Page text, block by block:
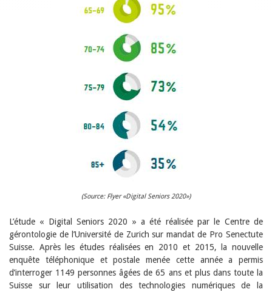
Membres de la commission
Brigitte Burri
Tous les auteurs
Archives
Juillet 2026
Juin 2026
Mars 2026
(Source: Flyer «Digital Seniors 2020»)
L’étude « Digital Seniors 2020 » a été réalisée par le Centre de
gérontologie de l’Université de Zurich sur mandat de Pro Senectute
Suisse. Après les études réalisées en 2010 et 2015, la nouvelle
enquête téléphonique et postale menée cette année a permis
d’interroger 1149 personnes âgées de 65 ans et plus dans toute la
Suisse sur leur utilisation des technologies numériques de la